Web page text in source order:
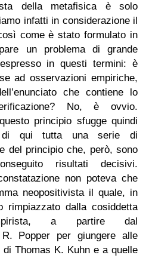
della metafisica è solo
infatti in considerazione il
come è stato formulato in
un problema di grande
in questi termini: è
ad osservazioni empiriche,
che contiene lo
No, è ovvio.
principio sfugge quindi
di qui tutta una serie di
del principio che, però, sono
risultati decisivi.
non poteva che
neopositivista il quale, in
dalla cosiddetta
a partire dal
Popper per giungere alle
Thomas K. Kuhn e a quelle